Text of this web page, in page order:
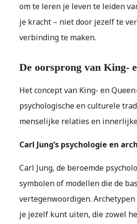
om te leren je leven te leiden
je kracht – niet door jezelf te
verbinding te maken.
De oorsprong van King-
Het concept van King- en
psychologische en culturele
menselijke relaties en
Carl Jung’s psychologie en
Carl Jung, de beroemde
symbolen of modellen die de
vertegenwoordigen.
je jezelf kunt uiten, die zowel